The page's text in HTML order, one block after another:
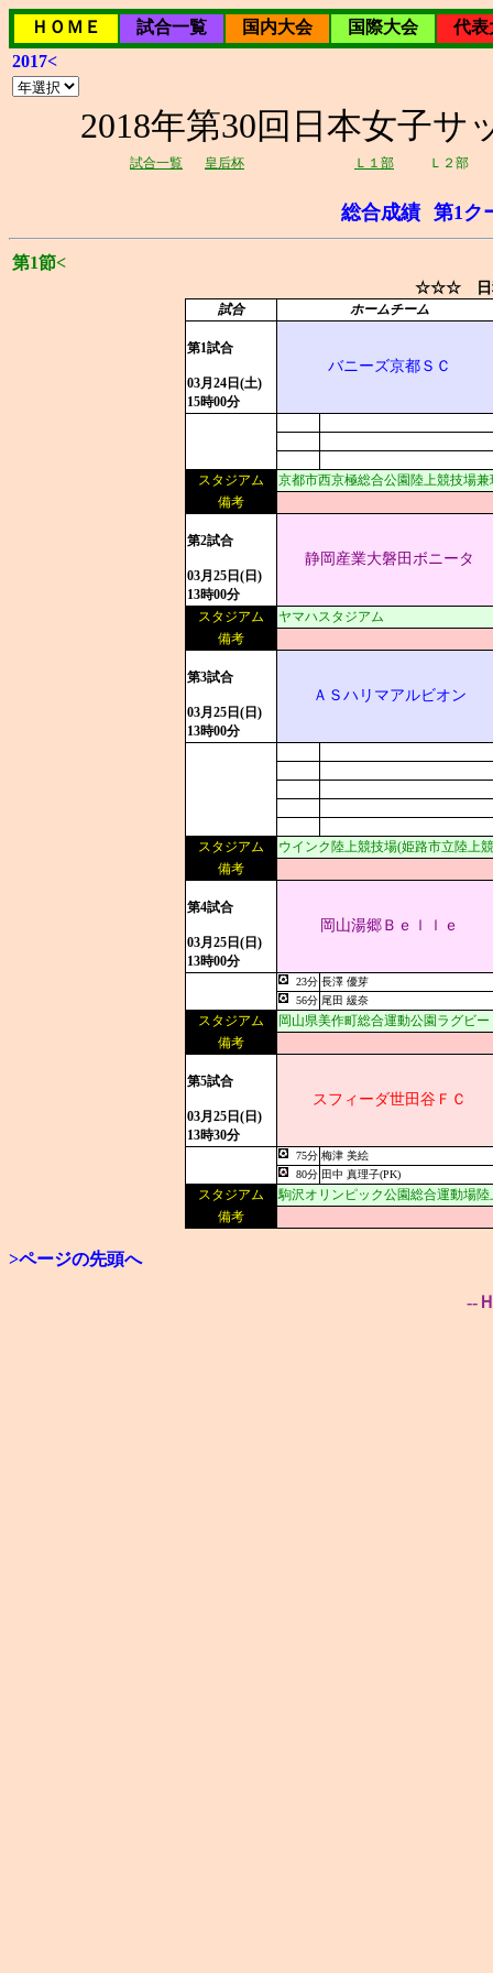
ＨＯＭＥ 試合一覧 国内大会 国際大会
代表
2017<
2018年第30回日本女子サ
試合一覧 皇后杯 Ｌ１部 Ｌ２部
総合成績 第1ク
第1節<
☆☆☆ 日
試合 ホームチーム
第1試合
03月24日(土)
15時00分
バニーズ京都ＳＣ
スタジアム
京都市西京極総合公園陸上競技場兼
備考
第2試合
03月25日(日)
13時00分
静岡産業大磐田ボニータ
スタジアム
ヤマハスタジアム
備考
第3試合
03月25日(日)
13時00分
ＡＳハリマアルビオン
スタジアム
ウインク陸上競技場(姫路市立陸上
備考
第4試合
03月25日(日)
13時00分
岡山湯郷Ｂｅｌｌｅ
23分 長澤 優芽
56分 尾田 緩奈
スタジアム
岡山県美作町総合運動公園ラグビ
備考
第5試合
03月25日(日)
13時30分
スフィーダ世田谷ＦＣ
75分 梅津 美絵
80分 田中 真理子(PK)
スタジアム
駒沢オリンピック公園総合運動場陸
備考
>ページの先頭へ
--